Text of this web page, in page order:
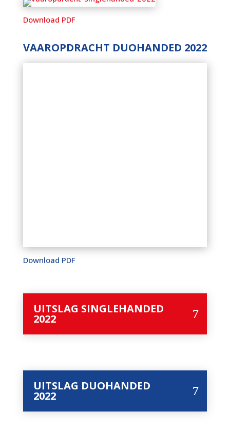
Download PDF
VAAROPDRACHT DUOHANDED 2022
Download PDF
UITSLAG SINGLEHANDED
2022
UITSLAG DUOHANDED
2022